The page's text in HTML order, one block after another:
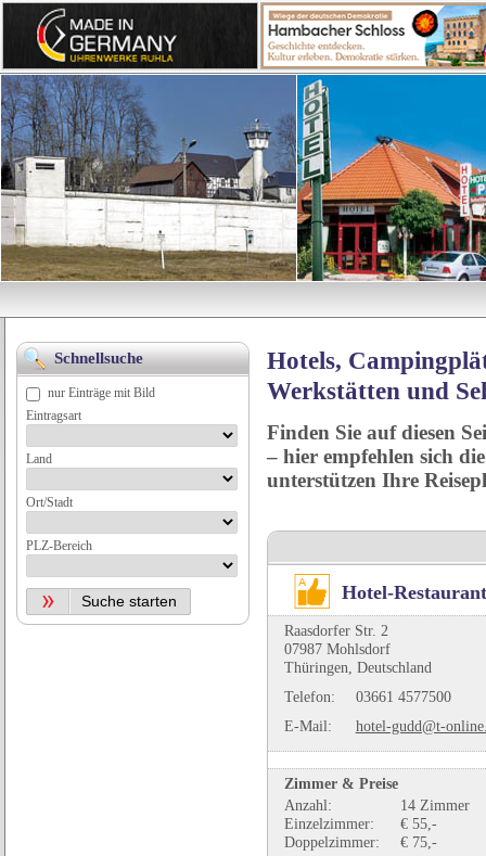
Hotels,
Werkstätten und
Finden Sie auf diesen
– hier empfehlen sich
unterstützen Ihre
Hotel-
Raasdorfer Str. 2
07987 Mohlsdorf
Thüringen, Deutschland
Telefon:
03661 4577500
E-Mail:
hotel-gudd@t-
Zimmer & Preise
Anzahl:
14 Zimmer
Einzelzimmer:
€ 55,-
Doppelzimmer:
€ 75,-
Schnellsuche
nur Einträge mit Bild
Eintragsart
Land
Ort/Stadt
PLZ-Bereich